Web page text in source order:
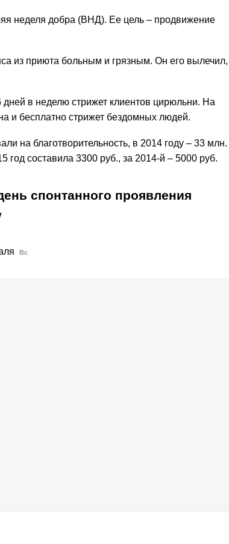
неделя добра (ВНД). Ее цель – продвижение
из приюта больным и грязным. Он его вылечил,
в неделю стрижет клиентов цирюльни. На
и бесплатно стрижет бездомных людей.
на благотворительность, в 2014 году – 33 млн.
составила 3300 руб., за 2014-й – 5000 руб.
спонтанного проявления
Вс